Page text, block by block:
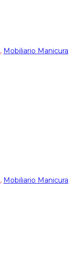
, Mobiliario Manicura
, Mobiliario Manicura